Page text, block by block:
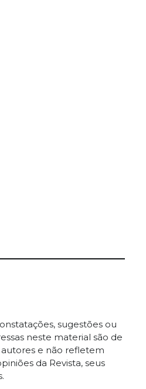
sugestões ou
neste material são de
e não refletem
da Revista, seus